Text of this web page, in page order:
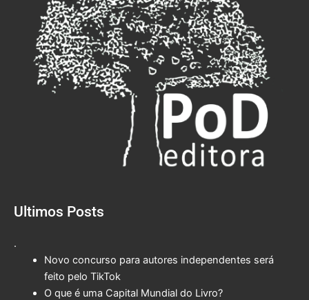
Ultimos Posts
.
Novo concurso para autores independentes será
feito pelo TikTok
O que é uma Capital Mundial do Livro?